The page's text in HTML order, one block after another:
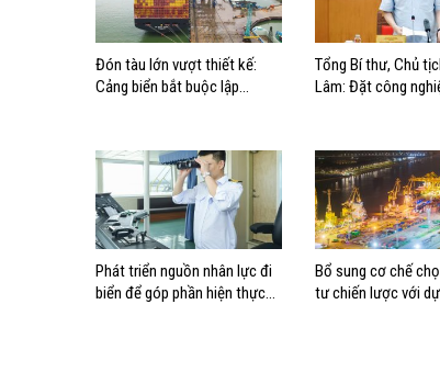
Đón tàu lớn vượt thiết kế:
Cảng biển bắt buộc lập
Tổng Bí thư, Chủ
Lâm: Đặt công
thành quốc gia
Phát triển nguồn nhân lực đi
biển để góp phần hiện thực
Bổ sung cơ chế
tư chiến lược với